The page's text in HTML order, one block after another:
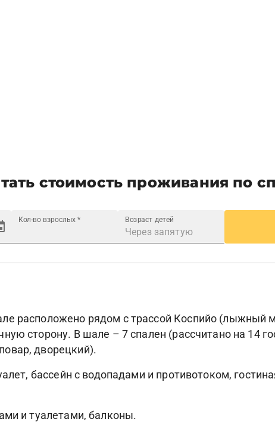
стоимость проживания по
Кол-во взрослых * Возраст детей
расположено рядом с трассой Коспийо (лыжный
сторону. В шале – 7 спален (рассчитано на 14
дворецкий).
бассейн с водопадами и противотоком,
и туалетами, балконы.